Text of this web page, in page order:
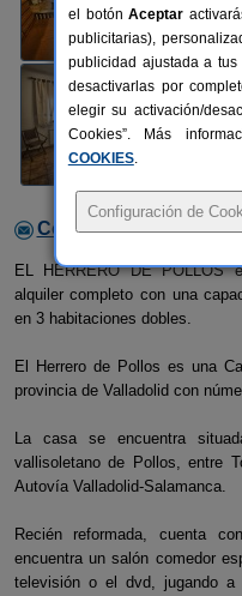
Contactar con el
EL HERRERO DE POLLOS
alquiler completo con una
en 3 habitaciones dobles.
El Herrero de Pollos es una
provincia de Valladolid con
La casa se encuentra
vallisoletano de Pollos, entre
Autovía Valladolid-Salamanca.
Recién reformada, cuenta
encuentra un salón comedor
televisión o el dvd, jugando
el botónAceptar
publicitarias),
publicidad ajustada a
desactivarlas por
elegir su activación/
Cookies”. Más
COOKIES.